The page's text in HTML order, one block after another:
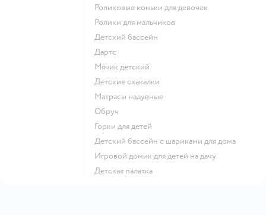
Роликовые коньки для девочек
Ролики для мальчиков
Детский бассейн
Дартс
Мячик детский
Детские скакалки
Матрасы надувные
Обруч
Горки для детей
Детский бассейн с шариками для дома
Игровой домик для детей на дачу
Детская палатка